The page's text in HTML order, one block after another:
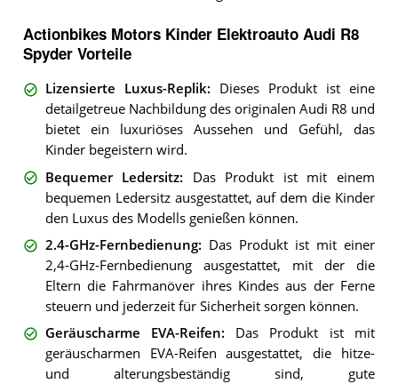
Actionbikes Motors Kinder Elektroauto Audi R8
Spyder Vorteile
Lizensierte Luxus-Replik: Dieses Produkt ist eine
detailgetreue Nachbildung des originalen Audi R8 und
bietet ein luxuriöses Aussehen und Gefühl, das
Kinder begeistern wird.
Bequemer Ledersitz: Das Produkt ist mit einem
bequemen Ledersitz ausgestattet, auf dem die Kinder
den Luxus des Modells genießen können.
2.4-GHz-Fernbedienung: Das Produkt ist mit einer
2,4-GHz-Fernbedienung ausgestattet, mit der die
Eltern die Fahrmanöver ihres Kindes aus der Ferne
steuern und jederzeit für Sicherheit sorgen können.
Geräuscharme EVA-Reifen: Das Produkt ist mit
geräuscharmen EVA-Reifen ausgestattet, die hitze-
und alterungsbeständig sind, gute